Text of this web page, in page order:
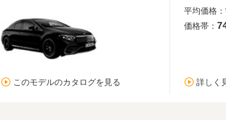
このモデルのカタログを見る
平均価格：
価格帯：
詳しく